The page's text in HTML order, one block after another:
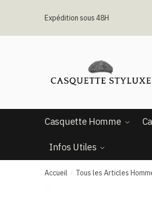
Expédition sous 48H
Casquette Homme
Infos Utiles
Accueil / Tous les Articles